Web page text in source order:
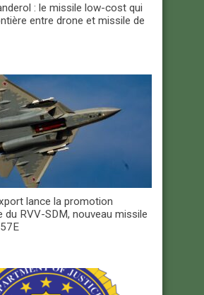
: le missile low-cost qui
entre drone et missile de
lance la promotion
du RVV-SDM, nouveau missile